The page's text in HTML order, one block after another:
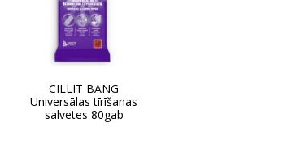
CILLIT BANG
Universālas tīrīšanas
salvetes 80gab